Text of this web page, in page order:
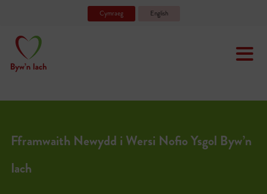
Cymraeg English
Fframwaith Newydd i Wersi Nofio Ysgol Byw’n
Iach